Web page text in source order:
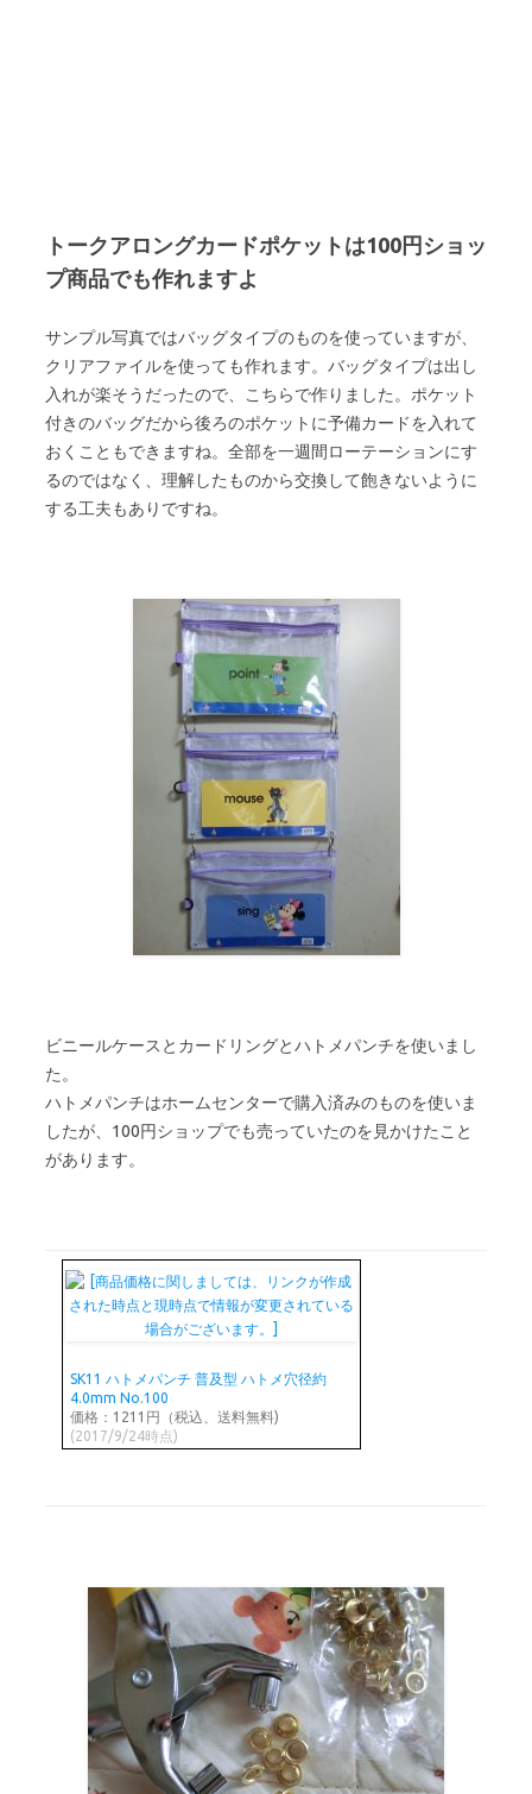
トークアロングカードポケットは100円ショッ
プ商品でも作れますよ
サンプル写真ではバッグタイプのものを使っていますが、
クリアファイルを使っても作れます。バッグタイプは出し
入れが楽そうだったので、こちらで作りました。ポケット
付きのバッグだから後ろのポケットに予備カードを入れて
おくこともできますね。全部を一週間ローテーションにす
るのではなく、理解したものから交換して飽きないように
する工夫もありですね。
ビニールケースとカードリングとハトメパンチを使いまし
た。
ハトメパンチはホームセンターで購入済みのものを使いま
したが、100円ショップでも売っていたのを見かけたこと
があります。
SK11 ハトメパンチ 普及型 ハトメ穴径約
4.0mm No.100
価格：1211円（税込、送料無料)
(2017/9/24時点)